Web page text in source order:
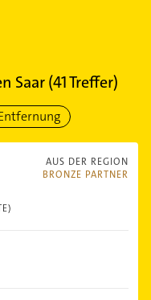
Saar(41Treffer)
AUS DER REGION
BRONZE PARTNER